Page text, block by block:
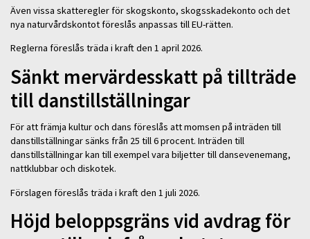
Även vissa skatteregler för skogskonto, skogsskadekonto och det
nya naturvårdskontot föreslås anpassas till EU-rätten.
Reglerna föreslås träda i kraft den 1 april 2026.
Sänkt mervärdesskatt på tillträde
till danstillställningar
För att främja kultur och dans föreslås att momsen på inträden till
danstillställningar sänks från 25 till 6 procent. Inträden till
danstillställningar kan till exempel vara biljetter till dansevenemang,
nattklubbar och diskotek.
Förslagen föreslås träda i kraft den 1 juli 2026.
Höjd beloppsgräns vid avdrag för